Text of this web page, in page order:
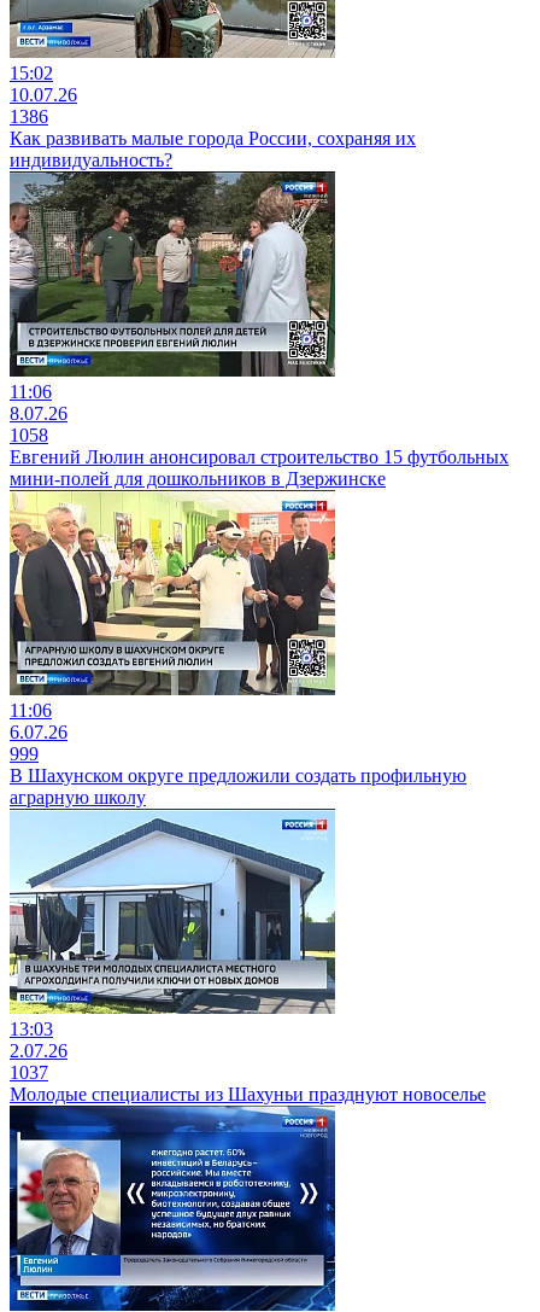
15:02
10.07.26
1386
Как развивать малые города России, сохраняя их
индивидуальность?
11:06
8.07.26
1058
Евгений Люлин анонсировал строительство 15 футбольных
мини-полей для дошкольников в Дзержинске
11:06
6.07.26
999
В Шахунском округе предложили создать профильную
аграрную школу
13:03
2.07.26
1037
Молодые специалисты из Шахуньи празднуют новоселье